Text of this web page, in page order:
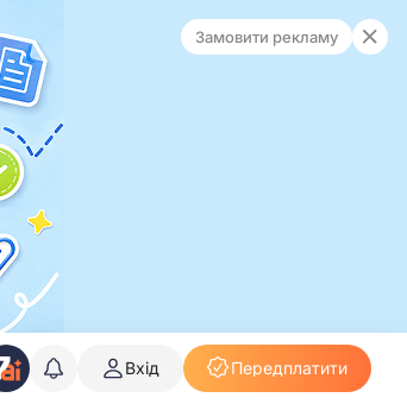
Замовити рекламу
Вхід Передплатити